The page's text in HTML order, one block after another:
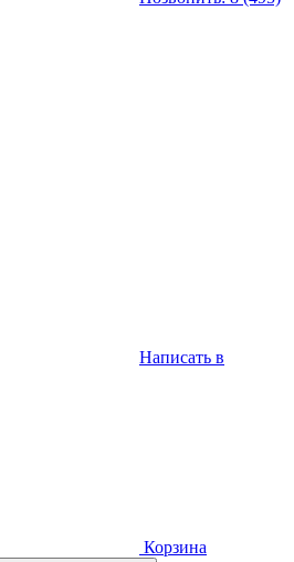
Написать в
Корзина